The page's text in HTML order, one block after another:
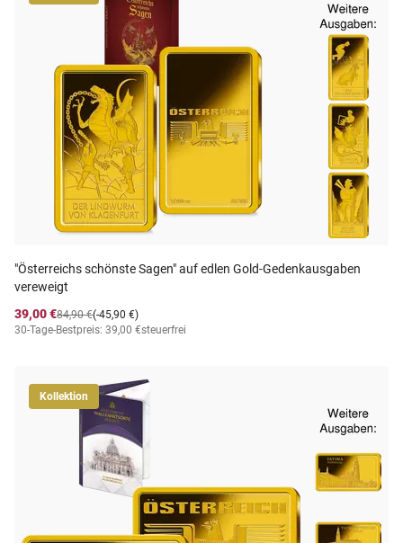
"Österreichs schönste Sagen" auf edlen Gold-Gedenkausgaben
vereweigt
39,00 €
(-45,90 €)
84,90 €
30-Tage-Bestpreis: 39,00 €steuerfrei
Kollektion